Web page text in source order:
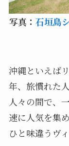
写真： 石垣島
沖縄といえば
年、旅慣れた
人々の間で、
速に人気を集
ひと味違うヴ